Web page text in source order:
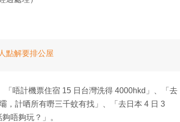
點解要排公屋
唔計機票住宿 15 日台灣洗得 4000hkd」、「去
，計哂所有嘢三千蚊有找」、「去日本 4 日 3
唔夠玩？」。